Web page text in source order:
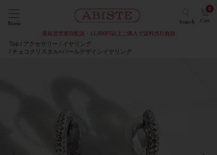
Menu Search Cart
0
最短翌営業日配送・11,000円以上ご購入で送料当社負担
Top アクセサリー
イヤリング
チェコクリスタル×パールデザインイヤリング